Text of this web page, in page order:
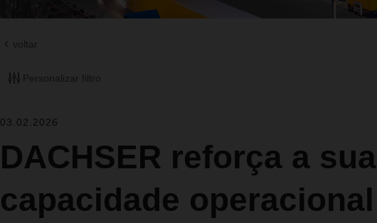
voltar
Personalizar filtro
03.02.2026
DACHSER reforça a sua
capacidade operacional